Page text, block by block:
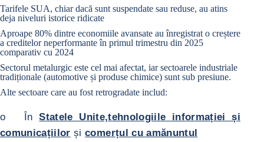
Tarifele SUA, chiar dacă sunt suspendate sau reduse, au atins
deja niveluri istorice ridicate
Aproape 80% dintre economiile avansate au înregistrat o creștere
a creditelor neperformante în primul trimestru din 2025
comparativ cu 2024
Sectorul metalurgic este cel mai afectat, iar sectoarele industriale
tradiționale (automotive și produse chimice) sunt sub presiune.
Alte sectoare care au fost retrogradate includ:
o ÎnStatele Unite,tehnologiile informației și
comunicațiilor șicomerțul cu amănuntul